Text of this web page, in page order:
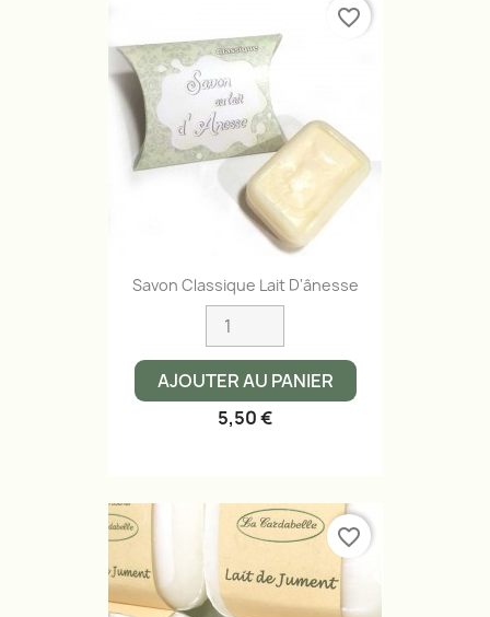
Savon Classique Lait D'ânesse
AJOUTER AU PANIER
5,50 €
favorite_border
favorite_border